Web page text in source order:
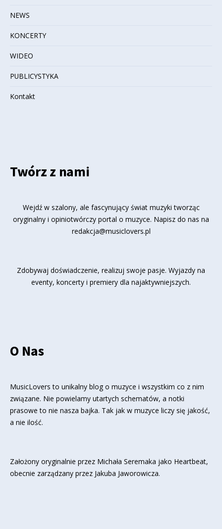
NEWS
KONCERTY
WIDEO
PUBLICYSTYKA
Kontakt
Twórz z nami
Wejdź w szalony, ale fascynujący świat muzyki tworząc
oryginalny i opiniotwórczy portal o muzyce. Napisz do nas na
redakcja@musiclovers.pl
Zdobywaj doświadczenie, realizuj swoje pasje. Wyjazdy na
eventy, koncerty i premiery dla najaktywniejszych.
O Nas
MusicLovers to unikalny blog o muzyce i wszystkim co z nim
związane. Nie powielamy utartych schematów, a notki
prasowe to nie nasza bajka. Tak jak w muzyce liczy się jakość,
a nie ilość.
Założony oryginalnie przez Michała Seremaka jako Heartbeat,
obecnie zarządzany przez Jakuba Jaworowicza.